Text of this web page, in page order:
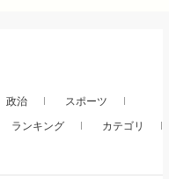
政治
スポーツ
ランキング
カテゴリ